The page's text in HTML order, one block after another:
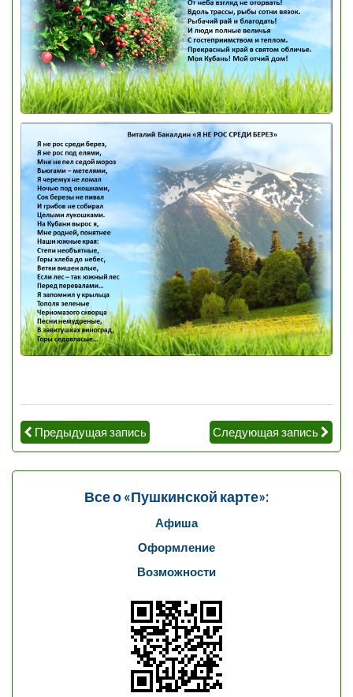
Предыдущая запись Следующая запись
Все о «Пушкинской карте»:
Афиша
Оформление
Возможности